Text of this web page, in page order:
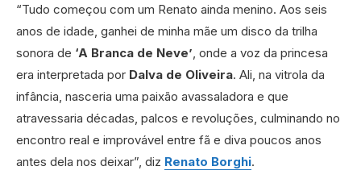
“Tudo começou com um Renato ainda menino. Aos seis
anos de idade, ganhei de minha mãe um disco da trilha
sonora de ‘A Branca de Neve’ , onde a voz da princesa
era interpretada por Dalva de Oliveira. Ali, na vitrola da
infância, nasceria uma paixão avassaladora e que
atravessaria décadas, palcos e revoluções, culminando no
encontro real e improvável entre fã e diva poucos anos
antes dela nos deixar”, diz Renato Borghi.